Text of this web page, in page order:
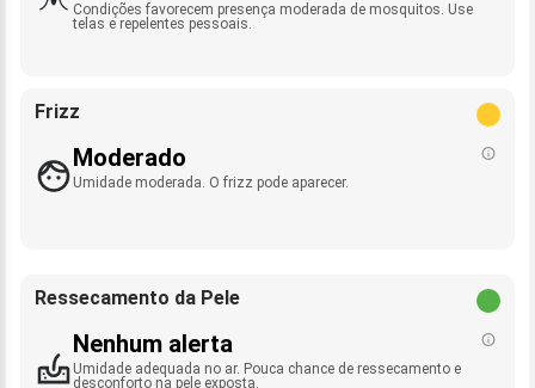
Condições favorecem presença moderada de mosquitos. Use
telas e repelentes pessoais.
Frizz
Moderado
Umidade moderada. O frizz pode aparecer.
Ressecamento da Pele
Nenhum alerta
Umidade adequada no ar. Pouca chance de ressecamento e
desconforto na pele exposta.